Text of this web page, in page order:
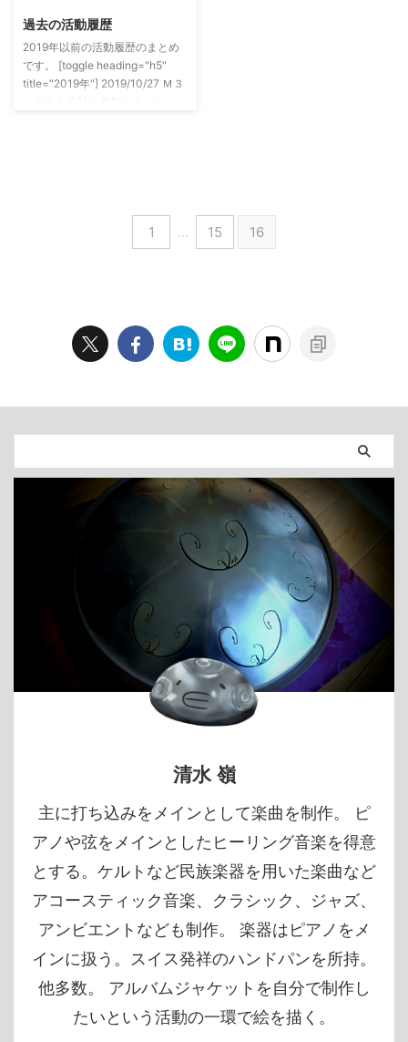
インフォメーション プロフィー
ルを更新しました。 所持機材等
の一覧を削除しました。 作品の
取り扱いについて利用の条件など
過去の活動履歴
2019年以前の活動履歴のまとめ
です。 [toggle heading="h5"
title="2019年"] 2019/10/27 Ｍ３
サークル：EBI Zanmai様 スカ
ボローフェアアレンジコンピ
1 … 15 16
清水 嶺
主に打ち込みをメインとして楽曲を制作。 ピ
アノや弦をメインとしたヒーリング音楽を得意
とする。ケルトなど民族楽器を用いた楽曲など
アコースティック音楽、クラシック、ジャズ、
アンビエントなども制作。 楽器はピアノをメ
インに扱う。スイス発祥のハンドパンを所持。
他多数。 アルバムジャケットを自分で制作し
たいという活動の一環で絵を描く。